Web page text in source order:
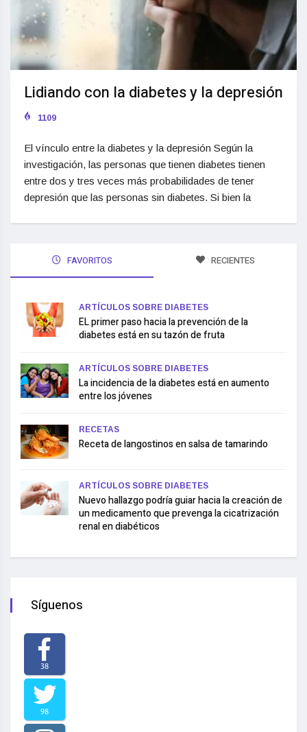
Lidiando con la diabetes y la depresión
1109
El vínculo entre la diabetes y la depresión Según la
investigación, las personas que tienen diabetes tienen
entre dos y tres veces más probabilidades de tener
depresión que las personas sin diabetes. Si bien la
FAVORITOS RECIENTES
ARTÍCULOS SOBRE DIABETES
EL primer paso hacia la prevención de la
diabetes está en su tazón de fruta
ARTÍCULOS SOBRE DIABETES
La incidencia de la diabetes está en aumento
entre los jóvenes
RECETAS
Receta de langostinos en salsa de tamarindo
ARTÍCULOS SOBRE DIABETES
Nuevo hallazgo podría guiar hacia la creación de
un medicamento que prevenga la cicatrización
renal en diabéticos
Síguenos
38
98